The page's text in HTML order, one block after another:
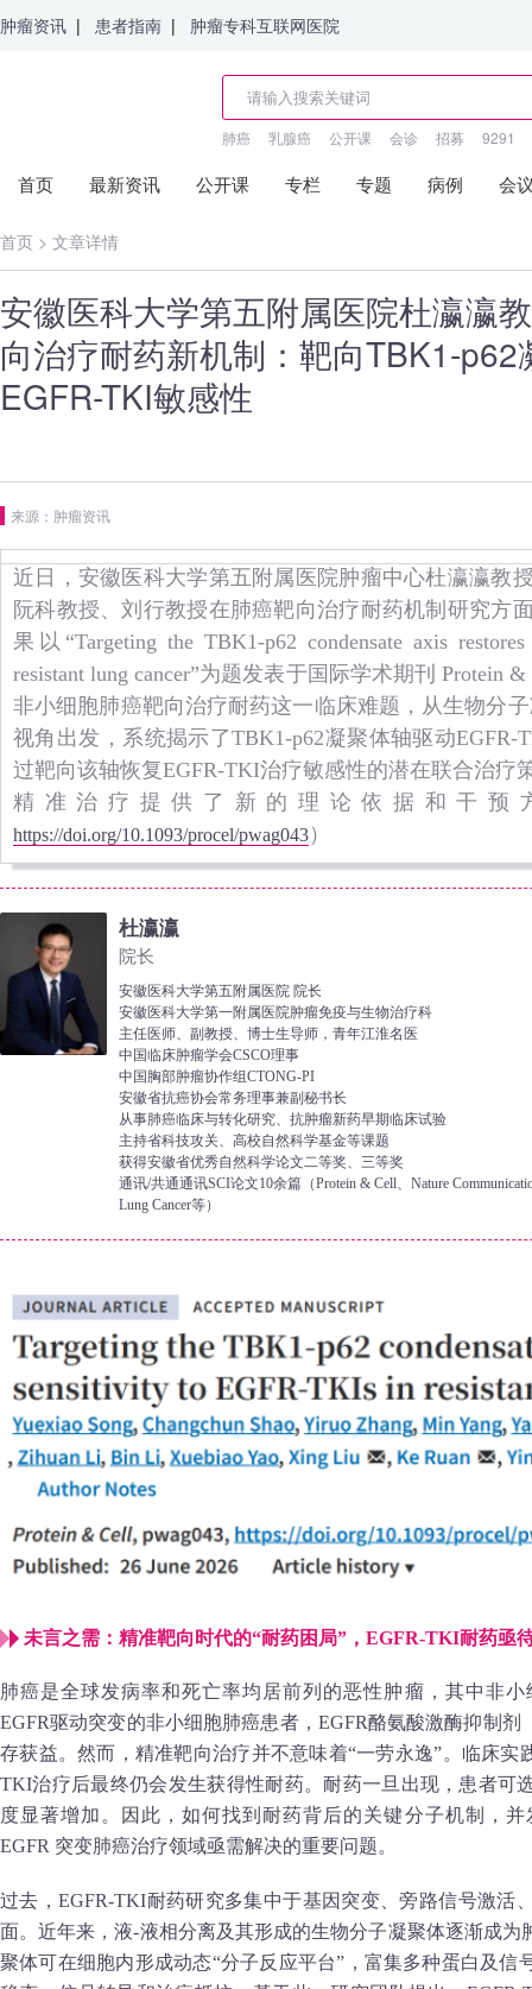
肿瘤资讯 | 患者指南 | 肿瘤专科互联网医院
肺癌 乳腺癌 公开课 会诊 招募 9291
首页 最新资讯 公开课 专栏 专题 病例 会
首页 > 文章详情
安徽医科大学第五附属医院杜瀛瀛
向治疗耐药新机制：靶向TBK1-p62
EGFR-TKI敏感性
来源：肿瘤资讯
近日，安徽医科大学第五附属医院肿瘤中心杜瀛瀛教
阮科教授、刘行教授在肺癌靶向治疗耐药机制研究方
果以“Targeting the TBK1-p62 condensate axis
resistant lung cancer”为题发表于国际学术期刊 Protein
非小细胞肺癌靶向治疗耐药这一临床难题，从生物分
视角出发，系统揭示了TBK1-p62凝聚体轴驱动
过靶向该轴恢复EGFR-TKI治疗敏感性的潜在联合治疗
精准治疗提供了新的理论依据和干预
https://doi.org/10.1093/procel/pwag043）
杜瀛瀛
院长
安徽医科大学第五附属医院 院长
安徽医科大学第一附属医院肿瘤免疫与生物治疗科
主任医师、副教授、博士生导师，青年江淮名医
中国临床肿瘤学会CSCO理事
中国胸部肿瘤协作组CTONG-PI
安徽省抗癌协会常务理事兼副秘书长
从事肺癌临床与转化研究、抗肿瘤新药早期临床试验
主持省科技攻关、高校自然科学基金等课题
获得安徽省优秀自然科学论文二等奖、三等奖
通讯/共通通讯SCI论文10余篇（Protein & Cell、Nature
Lung Cancer等）
未言之需：精准靶向时代的“耐药困局”，EGFR-TKI耐药亟
肺癌是全球发病率和死亡率均居前列的恶性肿瘤，其中非
EGFR驱动突变的非小细胞肺癌患者，EGFR酪氨酸激酶抑制剂
存获益。然而，精准靶向治疗并不意味着“一劳永逸”。临床实
TKI治疗后最终仍会发生获得性耐药。耐药一旦出现，患者可
度显著增加。因此，如何找到耐药背后的关键分子机制，
EGFR 突变肺癌治疗领域亟需解决的重要问题。
过去，EGFR-TKI耐药研究多集中于基因突变、旁路信号激活
面。近年来，液-液相分离及其形成的生物分子凝聚体逐渐成为
聚体可在细胞内形成动态“分子反应平台”，富集多种蛋白及信